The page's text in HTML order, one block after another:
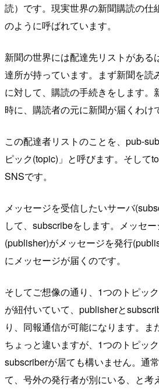
読）です。現実世界の新聞購読の仕
のように呼ばれています。
新聞の世界には配達先リストがある
達所が持っています。まず新聞を読
に対して、購読の手続きをします。
時に、購読者の元に新聞が届くわけ
この配達者リストのことを、pub-
ピック(topic)」と呼びます。そして
SNSです。
メッセージを受信したいサーバ
して、subscribeをします。メッセ
(publisher)がメッセージを発行
にメッセージが届くのです。
そしてご想像の通り、1つのトピッ
が紐付いていて、publisherと
り、同報通信が可能になります。ま
ちょっと違いますが、1つのトピッ
subscriberが居ても構いません。通
て、号外の発行者が別にいる、と